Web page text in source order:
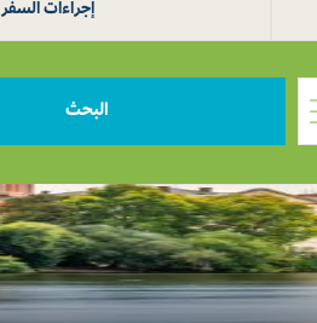
إجراءات السفر
البحث